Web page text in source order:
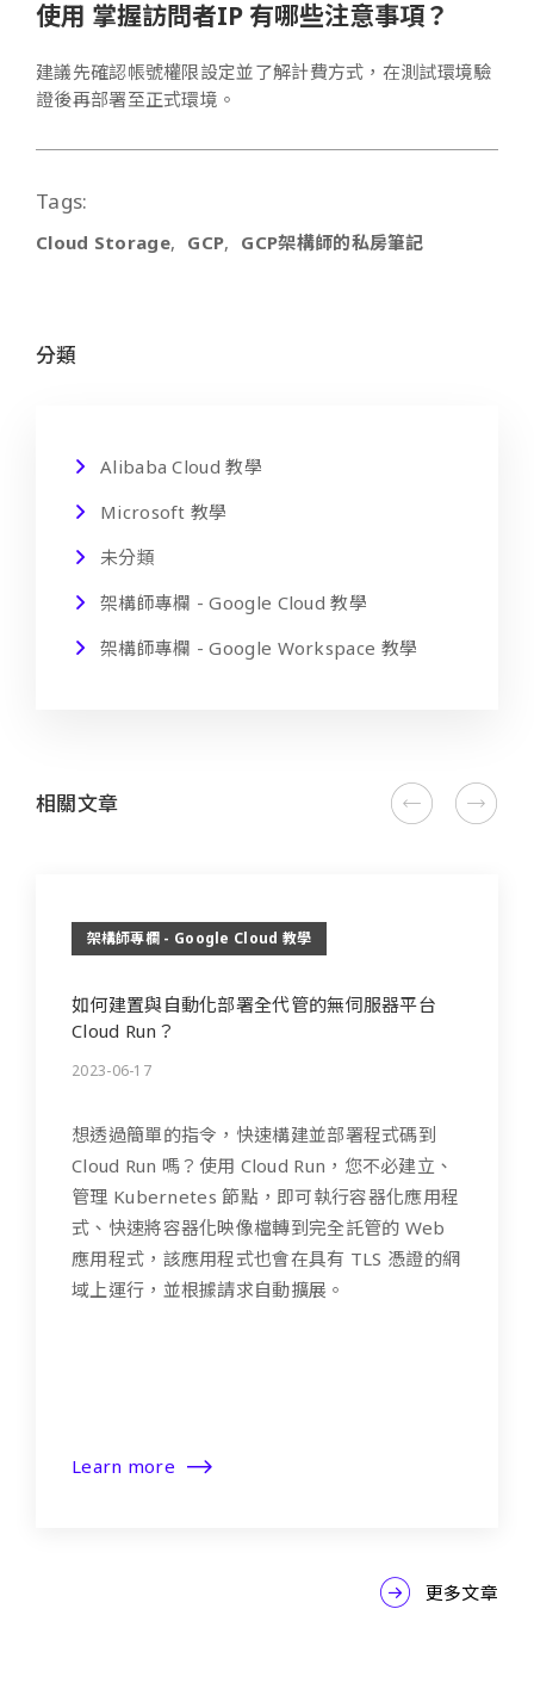
使用 掌握訪問者IP 有哪些注意事項？
建議先確認帳號權限設定並了解計費方式，在測試環境驗
證後再部署至正式環境。
Tags:
Cloud Storage GCP GCP架構師的私房筆記
分類
Alibaba Cloud 教學
Microsoft 教學
未分類
架構師專欄 - Google Cloud 教學
架構師專欄 - Google Workspace 教學
相關文章
架構師專欄 - Google Cloud 教學
如何建置與自動化部署全代管的無伺服器平台
Cloud Run？
2023-06-17
想透過簡單的指令，快速構建並部署程式碼到
Cloud Run 嗎？使用 Cloud Run，您不必建立、
管理 Kubernetes 節點，即可執行容器化應用程
式、快速將容器化映像檔轉到完全託管的 Web
應用程式，該應用程式也會在具有 TLS 憑證的網
域上運行，並根據請求自動擴展。
Learn more
更多文章